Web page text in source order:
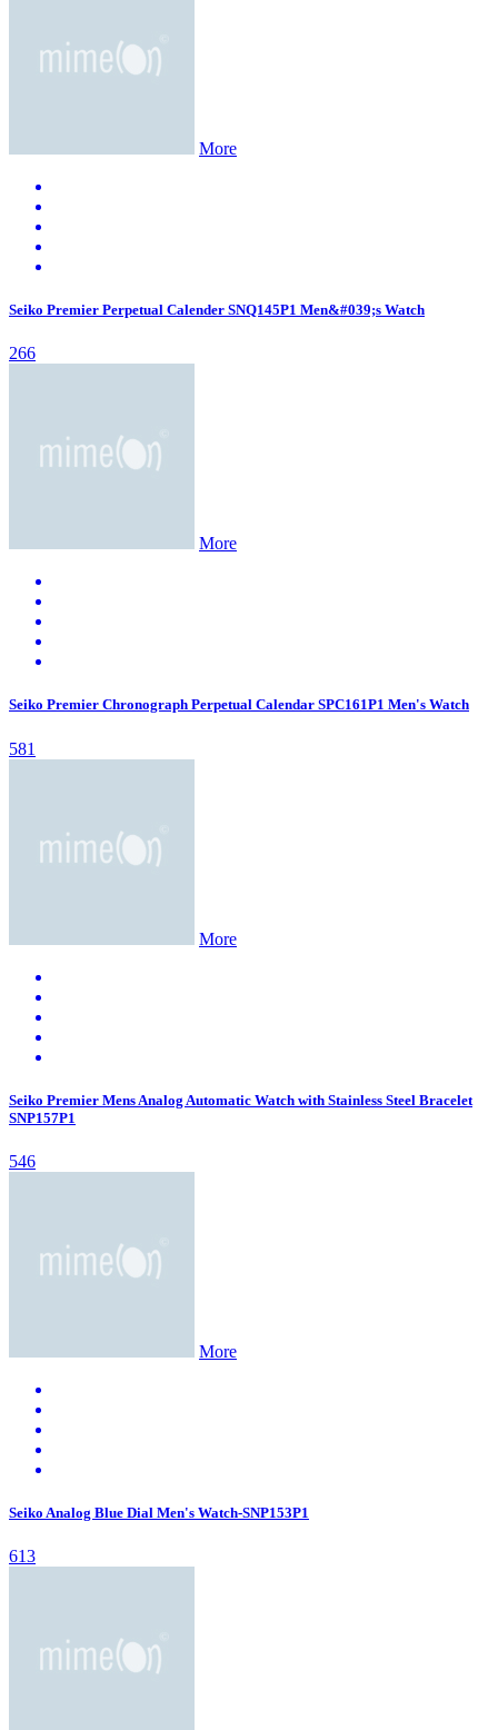
More
Seiko Premier Perpetual Calender SNQ145P1 Men&#039;s Watch
266
More
Seiko Premier Chronograph Perpetual Calendar SPC161P1 Men's Watch
581
More
Seiko Premier Mens Analog Automatic Watch with Stainless Steel Bracelet
SNP157P1
546
More
Seiko Analog Blue Dial Men's Watch-SNP153P1
613